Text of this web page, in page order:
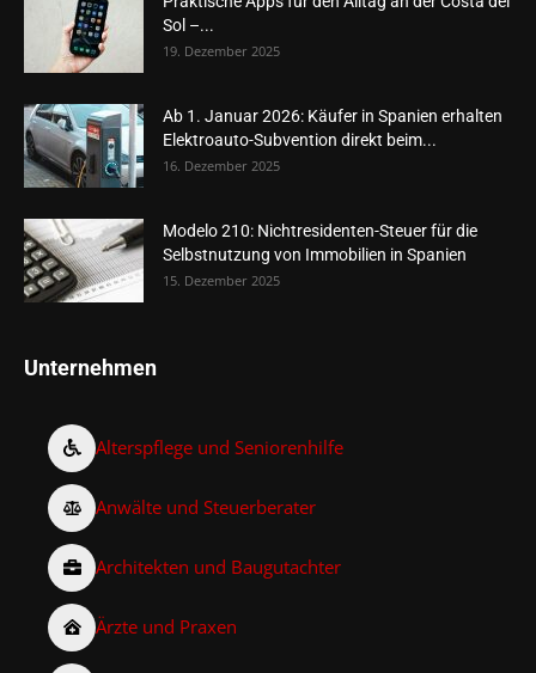
Sol –...
19. Dezember 2025
Ab 1. Januar 2026: Käufer in Spanien erhalten
Elektroauto-Subvention direkt beim...
16. Dezember 2025
Modelo 210: Nichtresidenten-Steuer für die
Selbstnutzung von Immobilien in Spanien
15. Dezember 2025
Unternehmen
Alterspflege und Seniorenhilfe
Anwälte und Steuerberater
Architekten und Baugutachter
Ärzte und Praxen